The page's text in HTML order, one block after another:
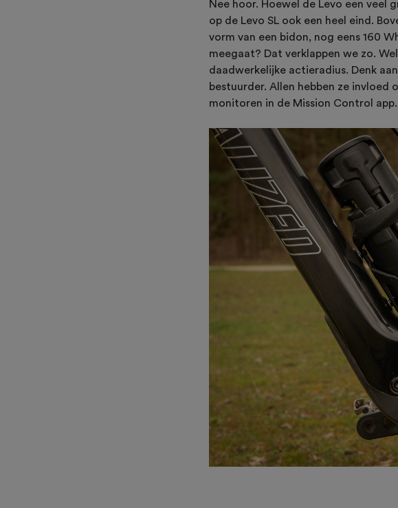
Nee hoor. Hoewel de Levo een
op de Levo SL ook een heel eind.
vorm van een bidon, nog eens 160
meegaat? Dat verklappen we zo.
daadwerkelijke actieradius. Denk
bestuurder. Allen hebben ze invloed
monitoren in de Mission Control app.